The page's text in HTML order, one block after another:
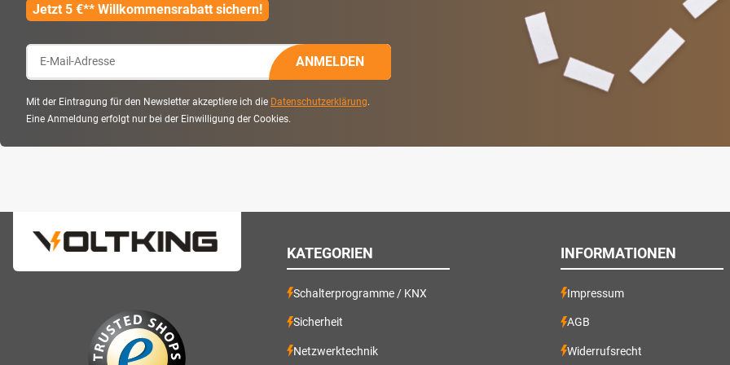
Jetzt 5 €** Willkommensrabatt sichern!
ANMELDEN
Mit der Eintragung für den Newsletter akzeptiere ich die Datenschutzerklärung.
Eine Anmeldung erfolgt nur bei der Einwilligung der Cookies.
KATEGORIEN
Schalterprogramme / KNX
Sicherheit
Netzwerktechnik
INFORMATIONEN
Impressum
AGB
Widerrufsrecht